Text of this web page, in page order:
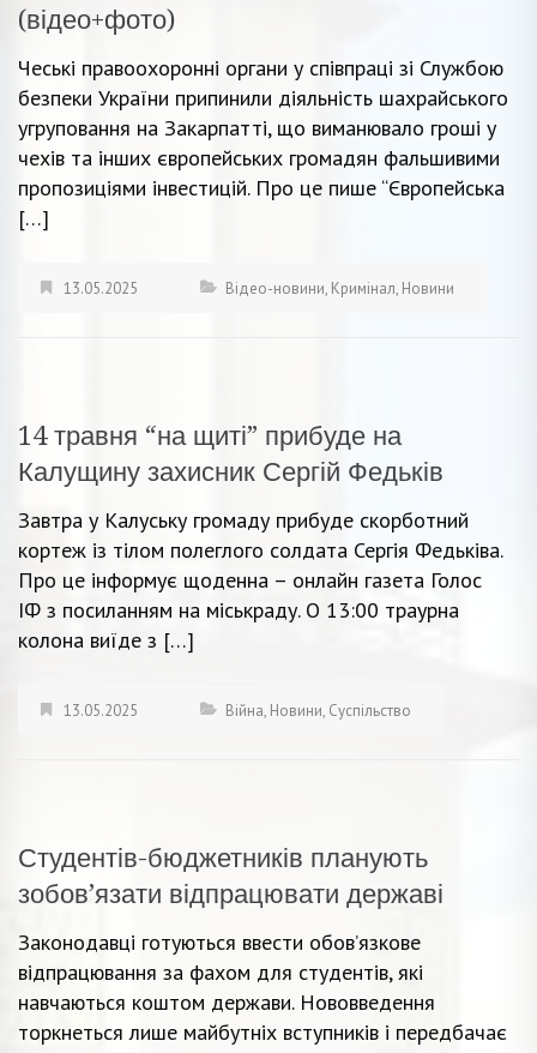
(відео+фото)
Чеські правоохоронні органи у співпраці зі Службою
безпеки України припинили діяльність шахрайського
угруповання на Закарпатті, що виманювало гроші у
чехів та інших європейських громадян фальшивими
пропозиціями інвестицій. Про це пише “Європейська
[…]
13.05.2025 Відео-новини, Кримінал, Новини
14 травня “на щиті” прибуде на
Калущину захисник Сергій Федьків
Завтра у Калуську громаду прибуде скорботний
кортеж із тілом полеглого солдата Сергія Федьківа.
Про це інформує щоденна – онлайн газета Голос
ІФ з посиланням на міськраду. О 13:00 траурна
колона виїде з […]
13.05.2025 Війна, Новини, Суспільство
Студентів-бюджетників планують
зобов’язати відпрацювати державі
Законодавці готуються ввести обов’язкове
відпрацювання за фахом для студентів, які
навчаються коштом держави. Нововведення
торкнеться лише майбутніх вступників і передбачає